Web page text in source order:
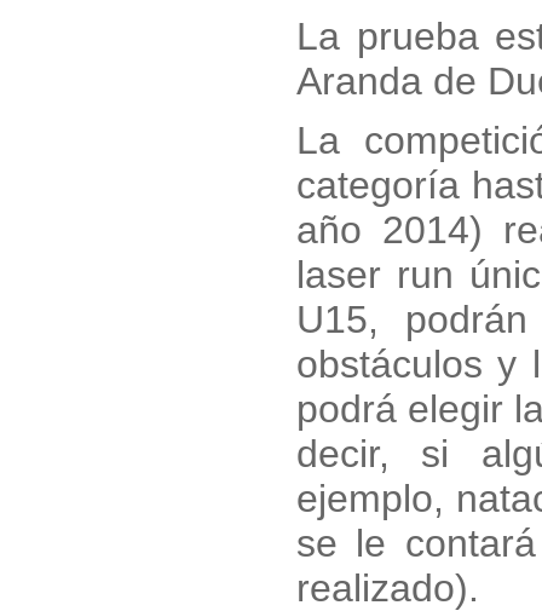
La prueba
Aranda de
La
categoría
año 2014)
laser run
U15,
obstáculos y
podrá elegir
decir, si
ejemplo,
se le
realizado).